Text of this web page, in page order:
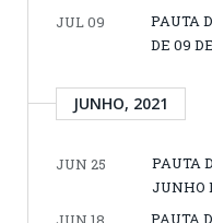
JUL 09
PAUTA
DE 09
JUNHO, 2021
JUN 25
PAUTA
JUNHO
PAUTA